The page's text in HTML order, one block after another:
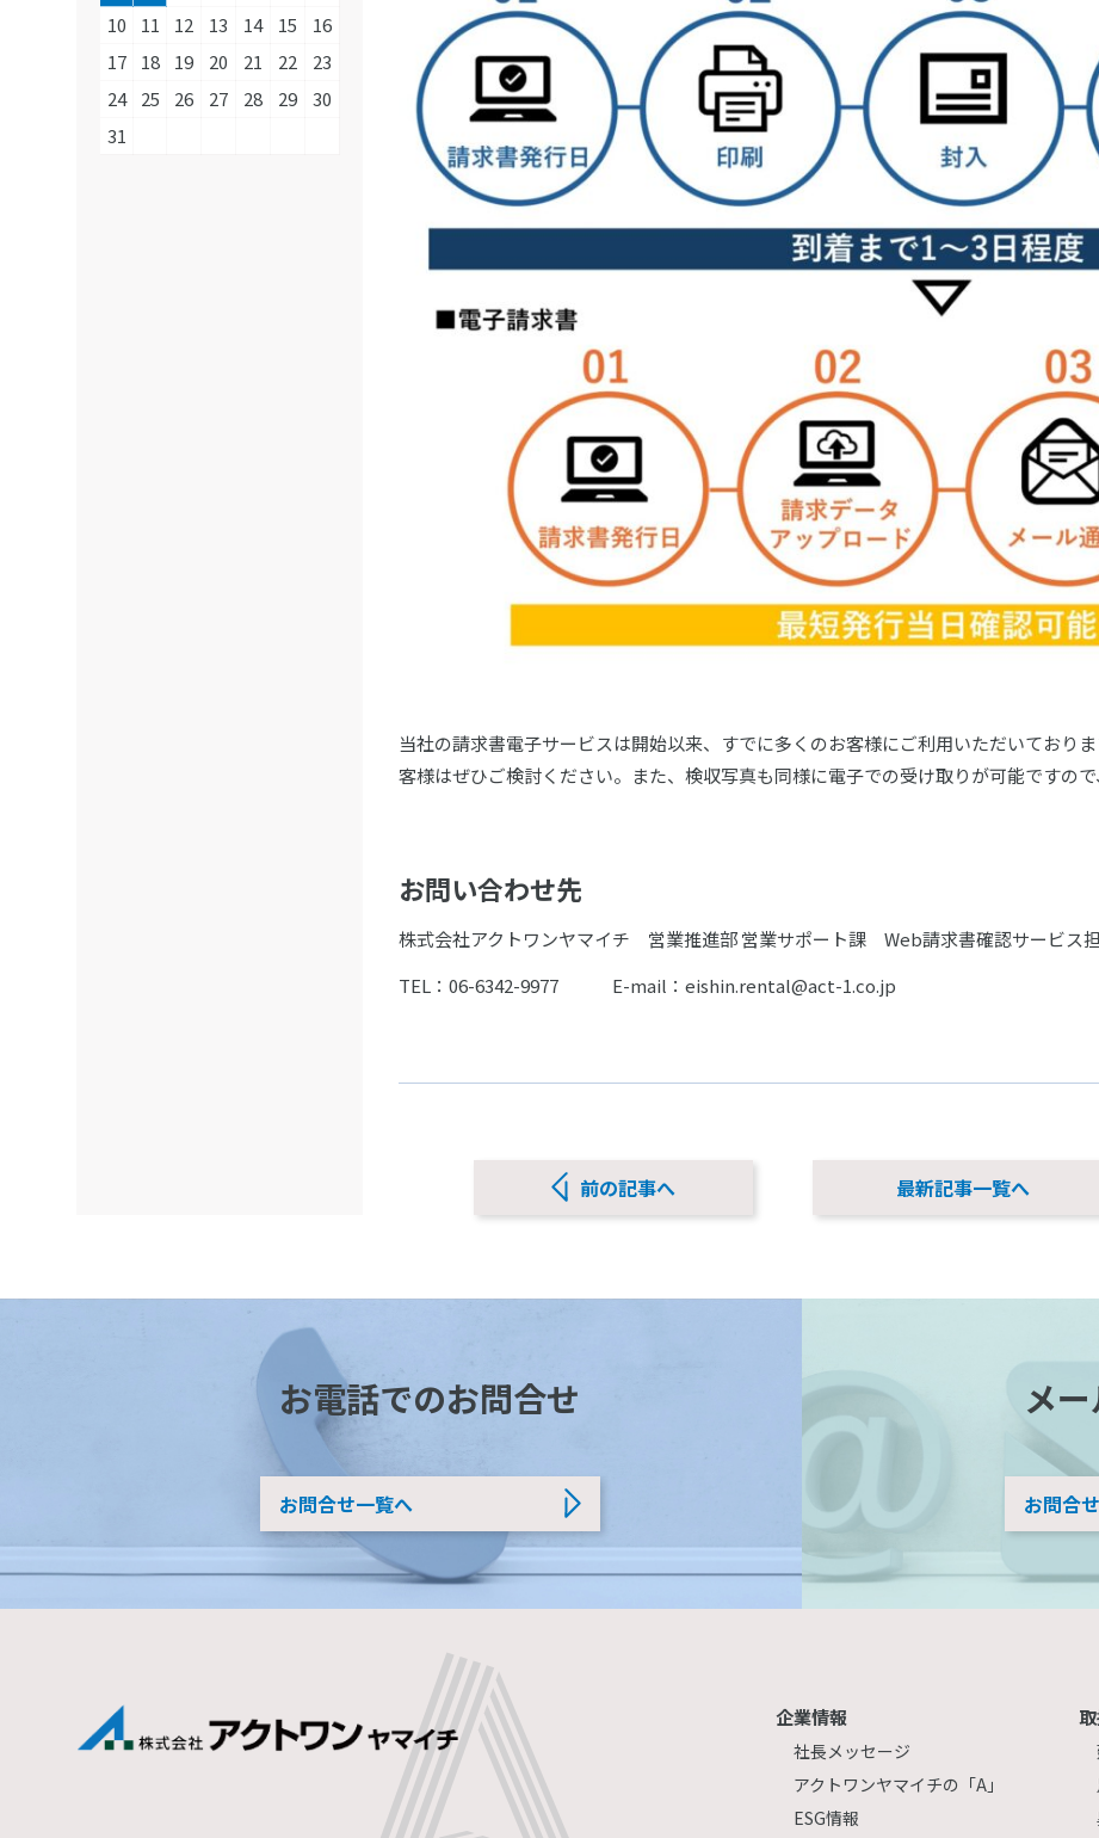
当社の請求書電子サービスは開始以来、すでに多くのお客様にご利用いただいており
客様はぜひご検討ください。また、検収写真も同様に電子での受け取りが可能ですの
お問い合わせ先
株式会社アクトワンヤマイチ 営業推進部 営業サポート課 Web請求書確認サービス
TEL：06-6342-9977 E-mail：eishin.rental@act-1.co.jp
前の記事へ 最新記事一覧へ
10
11 12 13 14 15
16
17
18 19 20 21 22
23
24
25 26 27 28 29
30
31
お電話でのお問合せ
お問合せ一覧へ
メ
お問合
企業情報
社長メッセージ
アクトワンヤマイチの「A」
ESG情報